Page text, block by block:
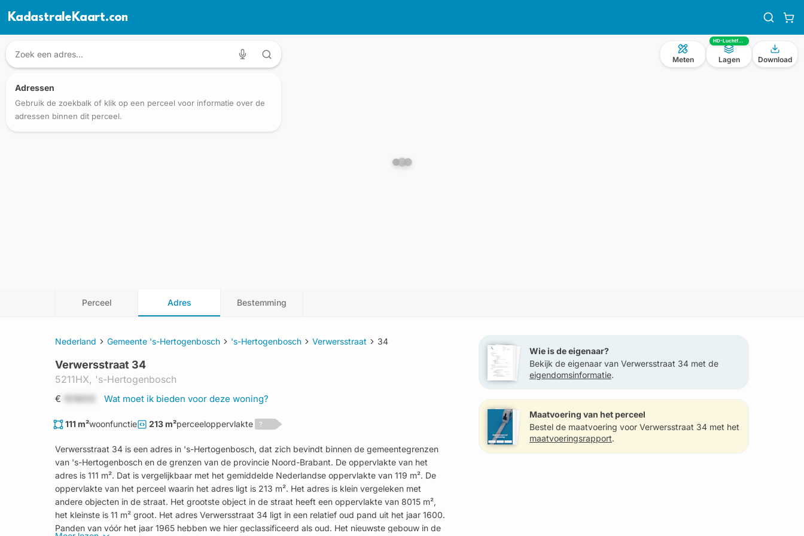
KadastraleKaart.com
Adressen
Gebruik de zoekbalk of klik op een perceel voor informatie over de
adressen binnen dit perceel.
Meten
HD-Luchtfoto
Lagen Download
Perceel Adres Bestemming
Nederland Gemeente 's-Hertogenbosch 's-Hertogenbosch Verwersstraat 34
Verwersstraat 34
5211HX, 's-Hertogenbosch
€ 1519312 Wat moet ik bieden voor deze woning?
111 m²woonfunctie 213 m²perceeloppervlakte ?
Verwersstraat 34 is een adres in 's-Hertogenbosch, dat zich bevindt binnen de gemeentegrenzen
van 's-Hertogenbosch en de grenzen van de provincie Noord-Brabant. De oppervlakte van het
adres is 111 m². Dat is vergelijkbaar met het gemiddelde Nederlandse oppervlakte van 119 m². De
oppervlakte van het perceel waarin het adres ligt is 213 m². Het adres is klein vergeleken met
andere objecten in de straat. Het grootste object in de straat heeft een oppervlakte van 8015 m²,
het kleinste is 11 m² groot. Het adres Verwersstraat 34 ligt in een relatief oud pand uit het jaar 1600.
Panden van vóór het jaar 1965 hebben we hier geclassificeerd als oud. Het nieuwste gebouw in de
Wie is de eigenaar?
Bekijk de eigenaar van Verwersstraat 34 met de
eigendomsinformatie.
Maatvoering van het perceel
Bestel de maatvoering voor Verwersstraat 34 met het
maatvoeringsrapport.